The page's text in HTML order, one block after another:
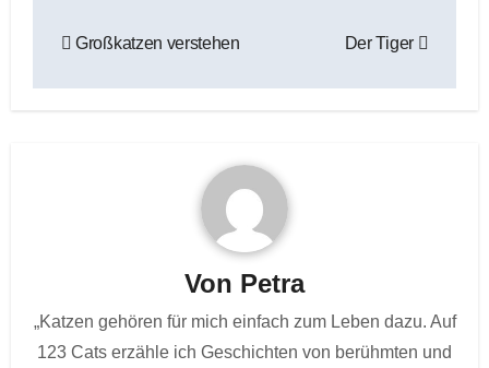
Großkatzen verstehen Der Tiger
Von Petra
„Katzen gehören für mich einfach zum Leben dazu. Auf
123 Cats erzähle ich Geschichten von berühmten und